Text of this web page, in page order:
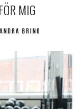
MIG
Bring